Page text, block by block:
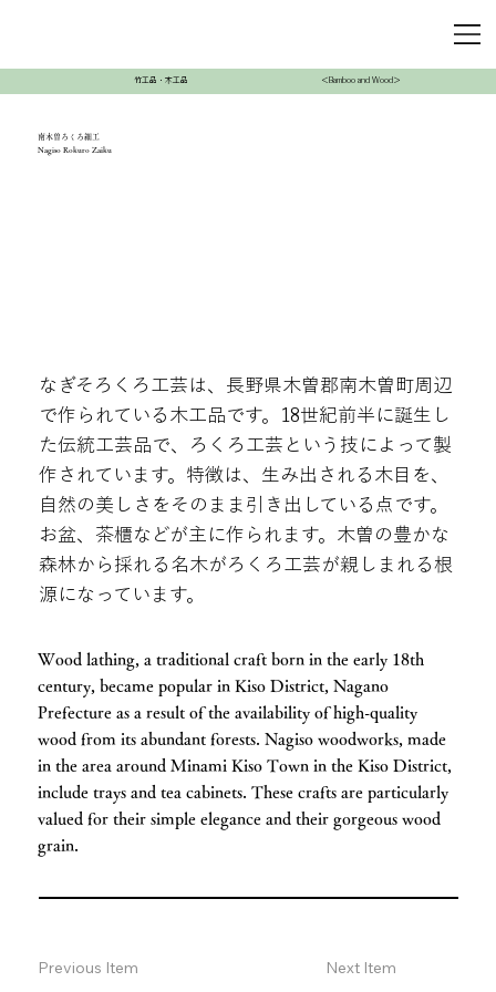
竹工品・木工品 ＜Bamboo and Wood＞
南木曽ろくろ細工
Nagiso Rokuro Zaiku
なぎそろくろ工芸は、長野県木曽郡南木曽町周辺
で作られている木工品です。18世紀前半に誕生し
た伝統工芸品で、ろくろ工芸という技によって製
作されています。特徴は、生み出される木目を、
自然の美しさをそのまま引き出している点です。
お盆、茶櫃などが主に作られます。木曽の豊かな
森林から採れる名木がろくろ工芸が親しまれる根
源になっています。
Wood lathing, a traditional craft born in the early 18th
century, became popular in Kiso District, Nagano
Prefecture as a result of the availability of high-quality
wood from its abundant forests. Nagiso woodworks, made
in the area around Minami Kiso Town in the Kiso District,
include trays and tea cabinets. These crafts are particularly
valued for their simple elegance and their gorgeous wood
grain.
Previous Item Next Item